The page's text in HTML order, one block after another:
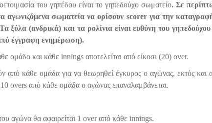
του γηπέδου είναι το γηπεδούχο σωματείο. Σε
αγωνιζόμενα σωματεία να ορίσουν scorer για την
ξύλα (ανδρικά) και τα ρολίνια είναι ευθύνη του
έγγραφη ενημέρωση).
ομάδα και κάθε innings αποτελείται από είκοσι (20) over.
κάθε ομάδα για να θεωρηθεί έγκυρος ο αγώνας, εκτός και
overs από κάθε ομάδα ο αγώνας επαναλαμβάνεται.
αγώνα θα αφαιρείται 1 over από κάθε innings.